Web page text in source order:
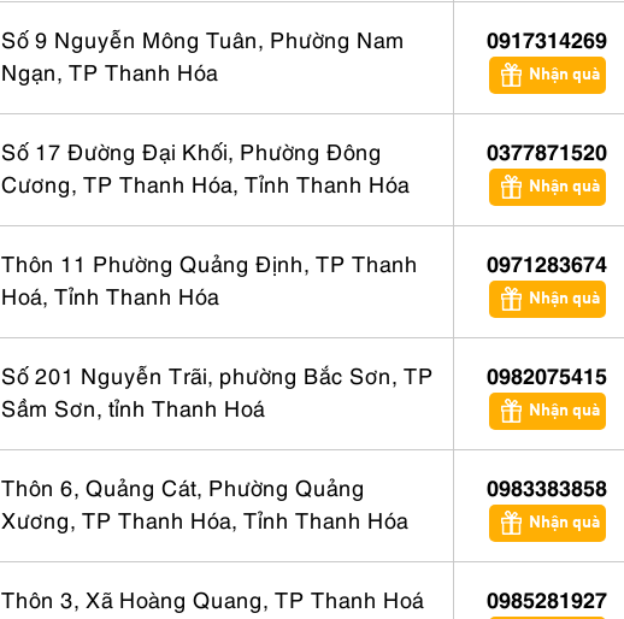
Số 9 Nguyễn Mông Tuân, Phường Nam
Ngạn, TP Thanh Hóa
0917314269
Nhận quà
Số 17 Đường Đại Khối, Phường Đông
Cương, TP Thanh Hóa, Tỉnh Thanh Hóa
0377871520
Nhận quà
Thôn 11 Phường Quảng Định, TP Thanh
Hoá, Tỉnh Thanh Hóa
0971283674
Nhận quà
Số 201 Nguyễn Trãi, phường Bắc Sơn, TP
Sầm Sơn, tỉnh Thanh Hoá
0982075415
Nhận quà
Thôn 6, Quảng Cát, Phường Quảng
Xương, TP Thanh Hóa, Tỉnh Thanh Hóa
0983383858
Nhận quà
Thôn 3, Xã Hoàng Quang, TP Thanh Hoá 0985281927